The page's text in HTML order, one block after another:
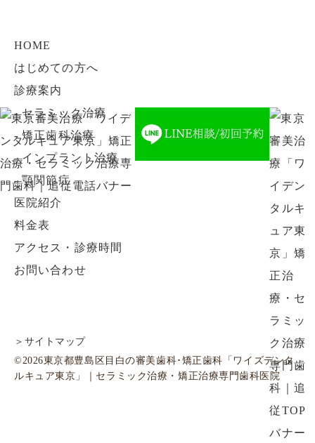
HOME
はじめての方へ
診療案内
-セラミック治療
-矯正歯科治療
-インプラント治療
-顎関節症
医院紹介
料金表
アクセス・診療時間
お問い合わせ
＞サイトマップ
©2026東京都豊島区目白の審美歯科･矯正歯科「ワイズデンタ
ルキュア東京」｜セラミック治療・矯正治療専門歯科医院